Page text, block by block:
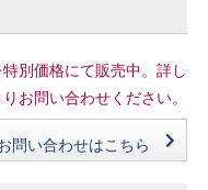
別価格にて販売中。詳し
お問い合わせください。
問い合わせはこちら